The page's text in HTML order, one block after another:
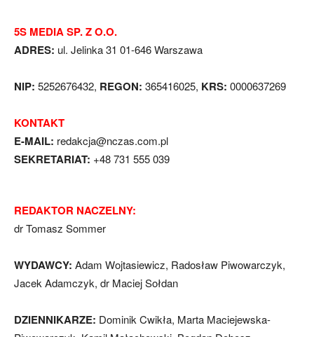
5S MEDIA SP. Z O.O.
ADRES: ul. Jelinka 31 01-646 Warszawa
NIP: 5252676432, REGON: 365416025, KRS: 0000637269
KONTAKT
E-MAIL: redakcja@nczas.com.pl
SEKRETARIAT: +48 731 555 039
REDAKTOR NACZELNY:
dr Tomasz Sommer
WYDAWCY: Adam Wojtasiewicz, Radosław Piwowarczyk,
Jacek Adamczyk, dr Maciej Sołdan
DZIENNIKARZE: Dominik Cwikła, Marta Maciejewska-